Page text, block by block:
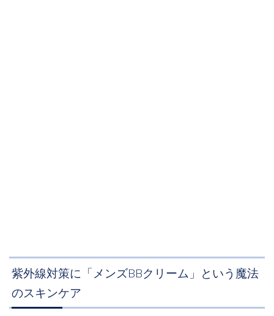
紫外線対策に「メンズBBクリーム」という魔法
のスキンケア